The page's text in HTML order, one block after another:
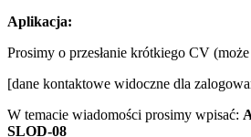
Aplikacja:
Prosimy o przesłanie krótkiego CV
[dane kontaktowe widoczne dla
W temacie wiadomości prosimy wpisać:
SLOD-08